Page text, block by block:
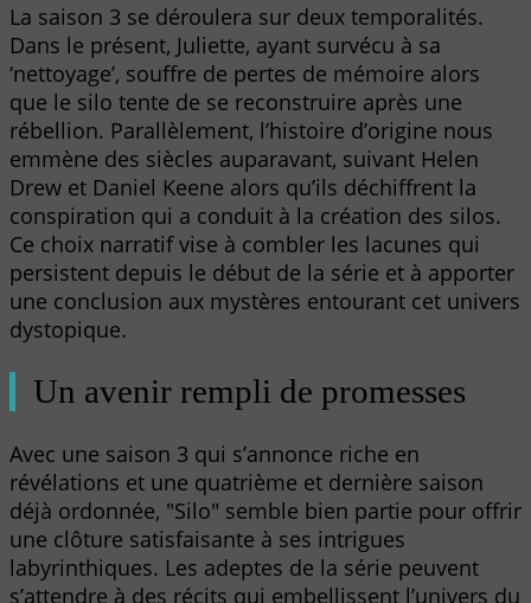
La saison 3 se déroulera sur deux temporalités.
Dans le présent, Juliette, ayant survécu à sa
‘nettoyage’, souffre de pertes de mémoire alors
que le silo tente de se reconstruire après une
rébellion. Parallèlement, l’histoire d’origine nous
emmène des siècles auparavant, suivant Helen
Drew et Daniel Keene alors qu’ils déchiffrent la
conspiration qui a conduit à la création des silos.
Ce choix narratif vise à combler les lacunes qui
persistent depuis le début de la série et à apporter
une conclusion aux mystères entourant cet univers
dystopique.
Un avenir rempli de promesses
Avec une saison 3 qui s’annonce riche en
révélations et une quatrième et dernière saison
déjà ordonnée, "Silo" semble bien partie pour offrir
une clôture satisfaisante à ses intrigues
labyrinthiques. Les adeptes de la série peuvent
s’attendre à des récits qui embellissent l’univers du